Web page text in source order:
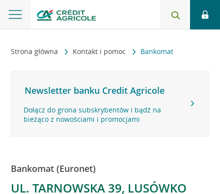
Strona główna Kontakt i pomoc Bankomat
Newsletter banku Credit Agricole
Dołącz do grona subskrybentów i bądź na
bieżąco z nowościami i promocjami
Bankomat (Euronet)
UL. TARNOWSKA 39, LUSÓWKO